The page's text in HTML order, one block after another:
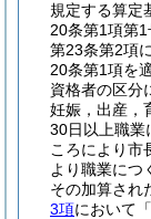
規定する算定
20条第1項第
第23条第2項
20条第1項を
資格者の区分
妊娠，出産，
30日以上職業
ころにより市
より職業につ
その加算され
3項において